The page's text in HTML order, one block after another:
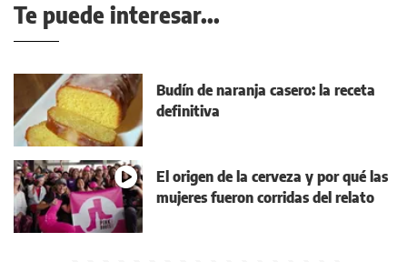
Te puede interesar...
Budín de naranja casero: la receta
definitiva
El origen de la cerveza y por qué las
mujeres fueron corridas del relato